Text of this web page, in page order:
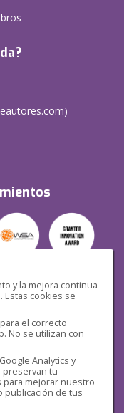
y la mejora continua
cookies se
el correcto
No se utilizan con
Analytics y
preservan tu
para mejorar nuestro
publicación de tus
)